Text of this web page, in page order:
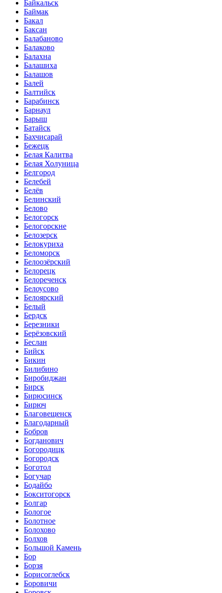
Байкальск
Баймак
Бакал
Баксан
Балабаново
Балаково
Балахна
Балашиха
Балашов
Балей
Балтийск
Барабинск
Барнаул
Барыш
Батайск
Бахчисарай
Бежецк
Белая Калитва
Белая Холуница
Белгород
Белебей
Белёв
Белинский
Белово
Белогорск
Белогорскне
Белозерск
Белокуриха
Беломорск
Белоозёрский
Белорецк
Белореченск
Белоусово
Белоярский
Белый
Бердск
Березники
Берёзовский
Беслан
Бийск
Бикин
Билибино
Биробиджан
Бирск
Бирюсинск
Бирюч
Благовещенск
Благодарный
Бобров
Богданович
Богородицк
Богородск
Боготол
Богучар
Бодайбо
Бокситогорск
Болгар
Бологое
Болотное
Болохово
Болхов
Большой Камень
Бор
Борзя
Борисоглебск
Боровичи